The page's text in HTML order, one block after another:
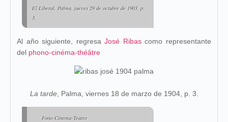
El Liberal, Palma, jueves 29 de octubre de 1903, p.
3.
Al año siguiente, regresaJosé Ribascomo representante
del phono-cinéma-théâtre
La tarde, Palma, viernes 18 de marzo de 1904, p. 3.
Fono-Cinema-Teatro